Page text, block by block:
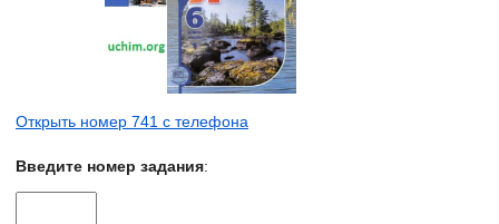
Открыть номер 741 с телефона
Введите номер задания: